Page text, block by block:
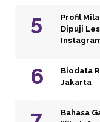
Profil
Dipuji
Biodata
Jakarta
Bahasa